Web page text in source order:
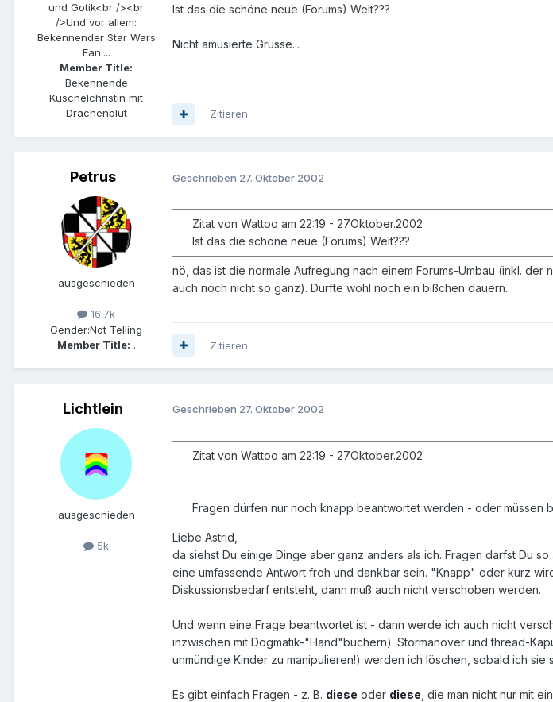
und Gotik<br /><br
/>Und vor allem:
Bekennender Star Wars
Fan....
Member Title:
Bekennende
Kuschelchristin mit
Drachenblut
Ist das die schöne neue (Forums) Welt???
Nicht amüsierte Grüsse...
Zitieren
Petrus
ausgeschieden
16.7k
Gender:Not Telling
Member Title: .
Geschrieben 27. Oktober 2002
Zitat von Wattoo am 22:19 - 27.Oktober.2002
Ist das die schöne neue (Forums) Welt???
nö, das ist die normale Aufregung nach einem Forums-Umbau (inkl.
auch noch nicht so ganz). Dürfte wohl noch ein bißchen dauern.
Zitieren
Lichtlein
ausgeschieden
5k
Geschrieben 27. Oktober 2002
Zitat von Wattoo am 22:19 - 27.Oktober.2002
Fragen dürfen nur noch knapp beantwortet werden - oder müssen
Liebe Astrid,
da siehst Du einige Dinge aber ganz anders als ich. Fragen darfst Du
eine umfassende Antwort froh und dankbar sein. "Knapp" oder kurz
Diskussionsbedarf entsteht, dann muß auch nicht verschoben werden.
Und wenn eine Frage beantwortet ist - dann werde ich auch nicht
inzwischen mit Dogmatik-"Hand"büchern). Störmanöver und thread-
unmündige Kinder zu manipulieren!) werden ich löschen, sobald ich
Es gibt einfach Fragen - z. B. diese oder diese , die man nicht nur mit